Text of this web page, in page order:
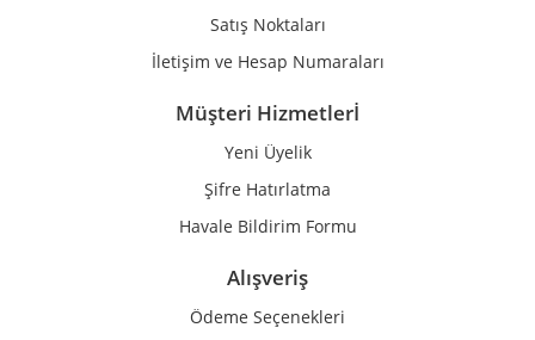
Gönder
Satış Noktaları
İletişim ve Hesap Numaraları
Müşteri Hizmetlerİ
Yeni Üyelik
Şifre Hatırlatma
Havale Bildirim Formu
Alışveriş
Ödeme Seçenekleri